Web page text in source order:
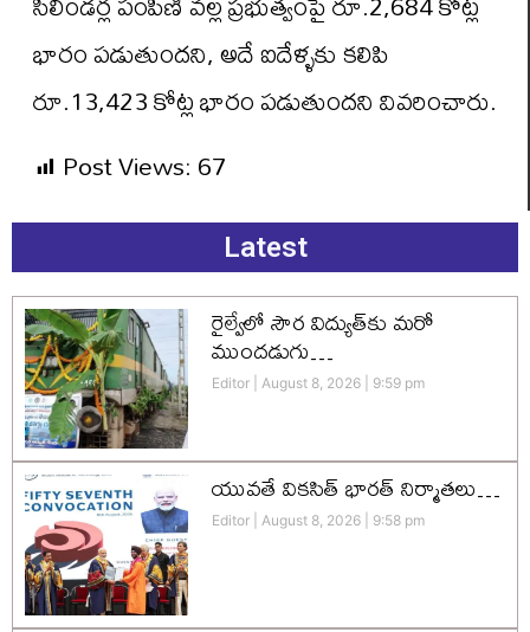
భారం పడుతుందని, అదే ఐదేళ్ళకు కలిపి
రూ.13,423 కోట్ల భారం పడుతుందని వివరించారు.
Post Views:67
Latest
రైల్వేలో సౌర విద్యుత్‌కు మరో
ముందడుగు…
Editor August 8, 2026 9:59 pm
యువతే వికసిత్‌ భారత్‌ నిర్మాతలు…
Editor August 8, 2026 9:58 pm